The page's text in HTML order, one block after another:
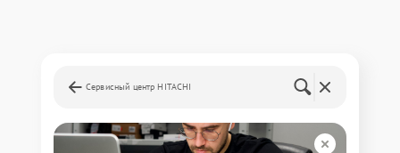
Сервисный центр HITACHI